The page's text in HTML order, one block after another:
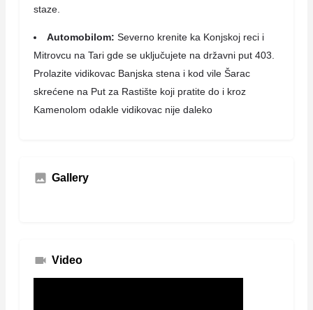
staze.
Automobilom: Severno krenite ka Konjskoj reci i
Mitrovcu na Tari gde se uključujete na državni put 403.
Prolazite vidikovac Banjska stena i kod vile Šarac
skrećene na Put za Rastište koji pratite do i kroz
Kamenolom odakle vidikovac nije daleko
Gallery
Video